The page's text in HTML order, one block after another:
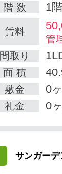
階 数 1階
賃料
管
間取り
面 積
敷金 0
礼金 0
サンガーデ